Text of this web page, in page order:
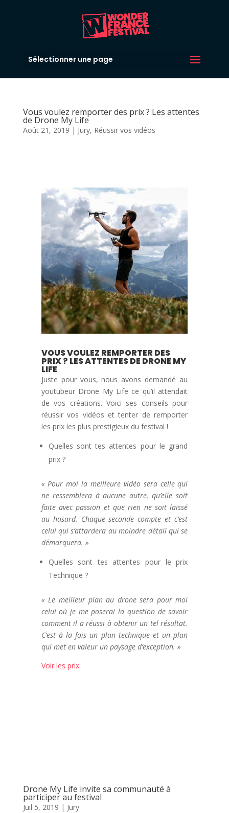
Sélectionner une page
Vous voulez remporter des prix ? Les attentes
de Drone My Life
Août 21, 2019 | Jury, Réussir vos vidéos
VOUS VOULEZ REMPORTER DES
PRIX ? LES ATTENTES DE DRONE MY
LIFE
Juste pour vous, nous avons demandé au
youtubeur Drone My Life ce qu’il attendait
de vos créations. Voici ses conseils pour
réussir vos vidéos et tenter de remporter
les prix les plus prestigieux du festival !
Quelles sont tes attentes pour le grand
prix ?
« Pour moi la meilleure vidéo sera celle qui
ne ressemblera à aucune autre, qu’elle soit
faite avec passion et que rien ne soit laissé
au hasard. Chaque seconde compte et c’est
celui qui s’attardera au moindre détail qui se
démarquera. »
Quelles sont tes attentes pour le prix
Technique ?
« Le meilleur plan au drone sera pour moi
celui où je me poserai la question de savoir
comment il a réussi à obtenir un tel résultat.
C’est à la fois un plan technique et un plan
qui met en valeur un paysage d’exception. »
Voir les prix
Drone My Life invite sa communauté à
participer au festival
Juil 5, 2019 | Jury